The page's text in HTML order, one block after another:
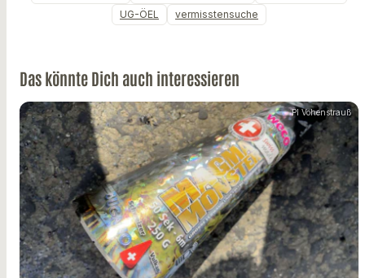
UG-ÖEL
vermisstensuche
Das könnte Dich auch interessieren
PI Vohenstrauß